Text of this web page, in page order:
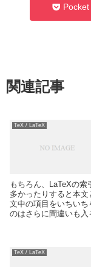
Pocket
関連記事
TeX / LaTeX
もちろん、LaTeXの
多かったりすると本
文中の項目をいちい
のはさらに間違いも
TeX / LaTeX